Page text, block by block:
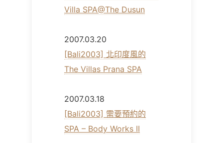
Villa SPA@The Dusun
2007.03.20
[Bali2003] 北印度風的
The Villas Prana SPA
2007.03.18
[Bali2003] 需要預約的
SPA – Body Works II